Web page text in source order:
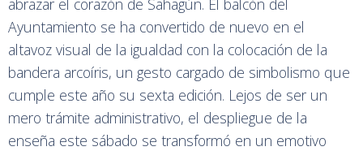
abrazar el corazón de Sahagún. El balcón del
Ayuntamiento se ha convertido de nuevo en el
altavoz visual de la igualdad con la colocación de la
bandera arcoíris, un gesto cargado de simbolismo que
cumple este año su sexta edición. Lejos de ser un
mero trámite administrativo, el despliegue de la
enseña este sábado se transformó en un emotivo